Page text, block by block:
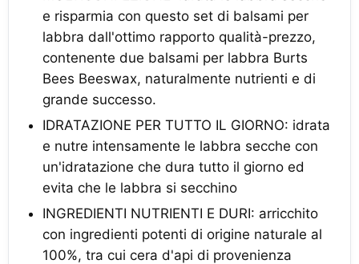
e risparmia con questo set di balsami per
labbra dall'ottimo rapporto qualità-prezzo,
contenente due balsami per labbra Burts
Bees Beeswax, naturalmente nutrienti e di
grande successo.
IDRATAZIONE PER TUTTO IL GIORNO: idrata
e nutre intensamente le labbra secche con
un'idratazione che dura tutto il giorno ed
evita che le labbra si secchino
INGREDIENTI NUTRIENTI E DURI: arricchito
con ingredienti potenti di origine naturale al
100%, tra cui cera d'api di provenienza